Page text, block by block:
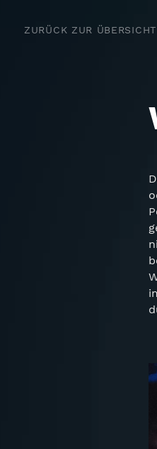
ZURÜCK ZUR ÜBERSICHT